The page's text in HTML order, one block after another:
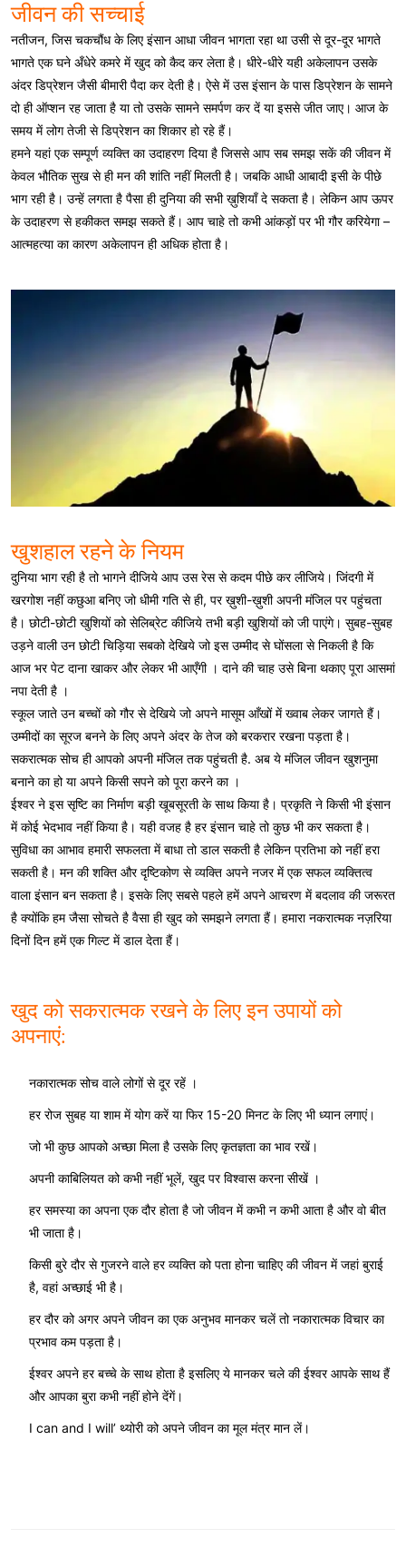
जीवन की सच्चाई
नतीजन, जिस चकचौंध के लिए इंसान आधा जीवन भागता रहा था उसी से दूर-दूर भागते
भागते एक घने अँधेरे कमरे में खुद को कैद कर लेता है। धीरे-धीरे यही अकेलापन उसके
अंदर डिप्रेशन जैसी बीमारी पैदा कर देती है। ऐसे में उस इंसान के पास डिप्रेशन के सामने
दो ही ऑप्शन रह जाता है या तो उसके सामने समर्पण कर दें या इससे जीत जाए। आज के
समय में लोग तेजी से डिप्रेशन का शिकार हो रहे हैं।
हमने यहां एक सम्पूर्ण व्यक्ति का उदाहरण दिया है जिससे आप सब समझ सकें की जीवन में
केवल भौतिक सुख से ही मन की शांति नहीं मिलती है। जबकि आधी आबादी इसी के पीछे
भाग रही है। उन्हें लगता है पैसा ही दुनिया की सभी ख़ुशियाँ दे सकता है। लेकिन आप ऊपर
के उदाहरण से हकीकत समझ सकते हैं। आप चाहे तो कभी आंकड़ों पर भी गौर करियेगा –
आत्महत्या का कारण अकेलापन ही अधिक होता है।
खुशहाल रहने के नियम
दुनिया भाग रही है तो भागने दीजिये आप उस रेस से कदम पीछे कर लीजिये। जिंदगी में
खरगोश नहीं कछुआ बनिए जो धीमी गति से ही, पर ख़ुशी-ख़ुशी अपनी मंजिल पर पहुंचता
है। छोटी-छोटी खुशियों को सेलिब्रेट कीजिये तभी बड़ी खुशियों को जी पाएंगे। सुबह-सुबह
उड़ने वाली उन छोटी चिड़िया सबको देखिये जो इस उम्मीद से घोंसला से निकली है कि
आज भर पेट दाना खाकर और लेकर भी आएँगी । दाने की चाह उसे बिना थकाए पूरा आसमां
नपा देती है ।
स्कूल जाते उन बच्चों को गौर से देखिये जो अपने मासूम आँखों में ख्वाब लेकर जागते हैं।
उम्मीदों का सूरज बनने के लिए अपने अंदर के तेज को बरकरार रखना पड़ता है।
सकरात्मक सोच ही आपको अपनी मंजिल तक पहुंचती है. अब ये मंजिल जीवन खुशनुमा
बनाने का हो या अपने किसी सपने को पूरा करने का ।
ईश्वर ने इस सृष्टि का निर्माण बड़ी खूबसूरती के साथ किया है। प्रकृति ने किसी भी इंसान
में कोई भेदभाव नहीं किया है। यही वजह है हर इंसान चाहे तो कुछ भी कर सकता है।
सुविधा का आभाव हमारी सफलता में बाधा तो डाल सकती है लेकिन प्रतिभा को नहीं हरा
सकती है। मन की शक्ति और दृष्टिकोण से व्यक्ति अपने नजर में एक सफल व्यक्तित्व
वाला इंसान बन सकता है। इसके लिए सबसे पहले हमें अपने आचरण में बदलाव की जरूरत
है क्योंकि हम जैसा सोचते है वैसा ही खुद को समझने लगता हैं। हमारा नकरात्मक नज़रिया
दिनों दिन हमें एक गिल्ट में डाल देता हैं।
खुद को सकरात्मक रखने के लिए इन उपायों को
अपनाएं:
नकारात्मक सोच वाले लोगों से दूर रहें ।
हर रोज सुबह या शाम में योग करें या फिर 15-20 मिनट के लिए भी ध्यान लगाएं।
जो भी कुछ आपको अच्छा मिला है उसके लिए कृतज्ञता का भाव रखें।
अपनी काबिलियत को कभी नहीं भूलें, खुद पर विश्वास करना सीखें ।
हर समस्या का अपना एक दौर होता है जो जीवन में कभी न कभी आता है और वो बीत
भी जाता है।
किसी बुरे दौर से गुजरने वाले हर व्यक्ति को पता होना चाहिए की जीवन में जहां बुराई
है, वहां अच्छाई भी है।
हर दौर को अगर अपने जीवन का एक अनुभव मानकर चलें तो नकारात्मक विचार का
प्रभाव कम पड़ता है।
ईश्वर अपने हर बच्चे के साथ होता है इसलिए ये मानकर चले की ईश्वर आपके साथ हैं
और आपका बुरा कभी नहीं होने देंगें।
I can and I will’ थ्योरी को अपने जीवन का मूल मंत्र मान लें।